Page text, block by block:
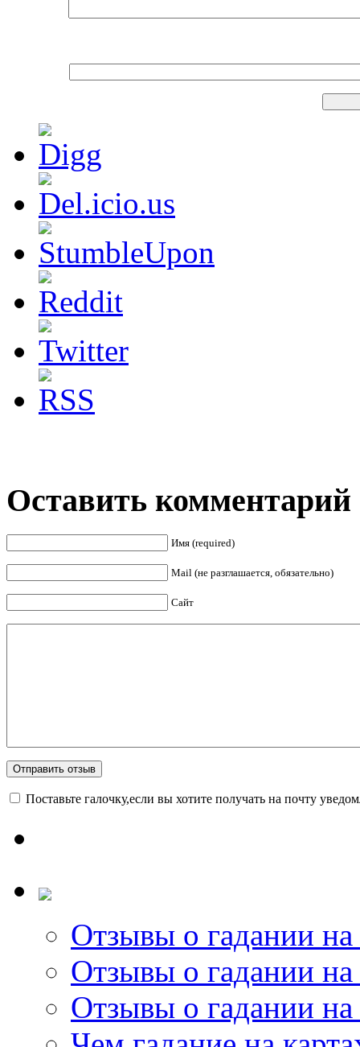
Оставить комментарий
Имя (required)
Mail (не разглашается, обязательно)
Сайт
Поставьте галочку,если вы хотите получать на почту
Отзывы о гадании на
Отзывы о гадании на
Отзывы о гадании на